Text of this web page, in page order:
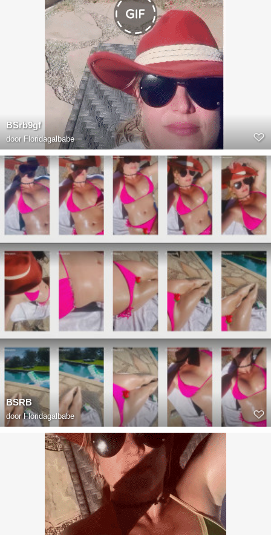
BSrb9gf
door Floridagalbabe
BSRB
doorFloridagalbabe